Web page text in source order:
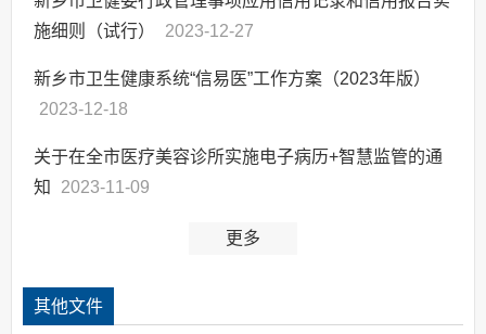
施细则（试行）
2023-12-27
新乡市卫生健康系统“信易医”工作方案（2023年版）
2023-12-18
关于在全市医疗美容诊所实施电子病历+智慧监管的通
知
2023-11-09
更多
其他文件